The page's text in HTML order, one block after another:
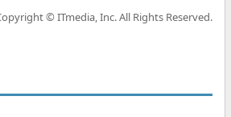
© ITmedia, Inc. All Rights Reserved.